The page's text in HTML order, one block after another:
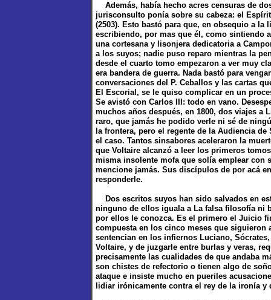
Además, había hecho acres censuras de
jurisconsulto ponía sobre su cabeza: el
(2503). Esto bastó para que, en obsequio a
escribiendo, por mas que él, como sintiendo
una cortesana y lisonjera dedicatoria a
a los suyos; nadie puso reparo mientras la
desde el cuarto tomo empezaron a ver muy
era bandera de guerra. Nada bastó para
conversaciones del P. Ceballos y las cartas
El Escorial, se le quiso complicar en un
Se avistó con Carlos III: todo en vano.
muchos años después, en 1800, dos viajes
raro, que jamás he podido verle ni sé de
la frontera, pero el regente de la Audiencia
el caso. Tantos sinsabores aceleraron la
que Voltaire alcanzó a leer los primeros
misma insolente mofa que solía emplear con
mencione jamás. Sus discípulos de por acá
responderle.
Dos escritos suyos han sido salvados en
ninguno de ellos iguala a La falsa filosofía ni
por ellos le conozca. Es el primero el Juicio
compuesta en los cinco meses que siguieron
sentencian en los infiernos Luciano,
Voltaire, y de juzgarle entre burlas y veras,
precisamente las cualidades de que andaba
son chistes de refectorio o tienen algo de
ataque e insiste mucho en pueriles
lidiar irónicamente contra el rey de la ironía y